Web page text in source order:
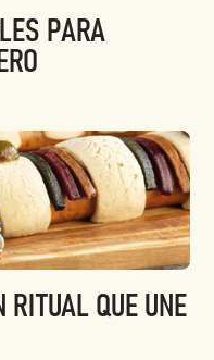
PARA
RITUAL QUE UNE